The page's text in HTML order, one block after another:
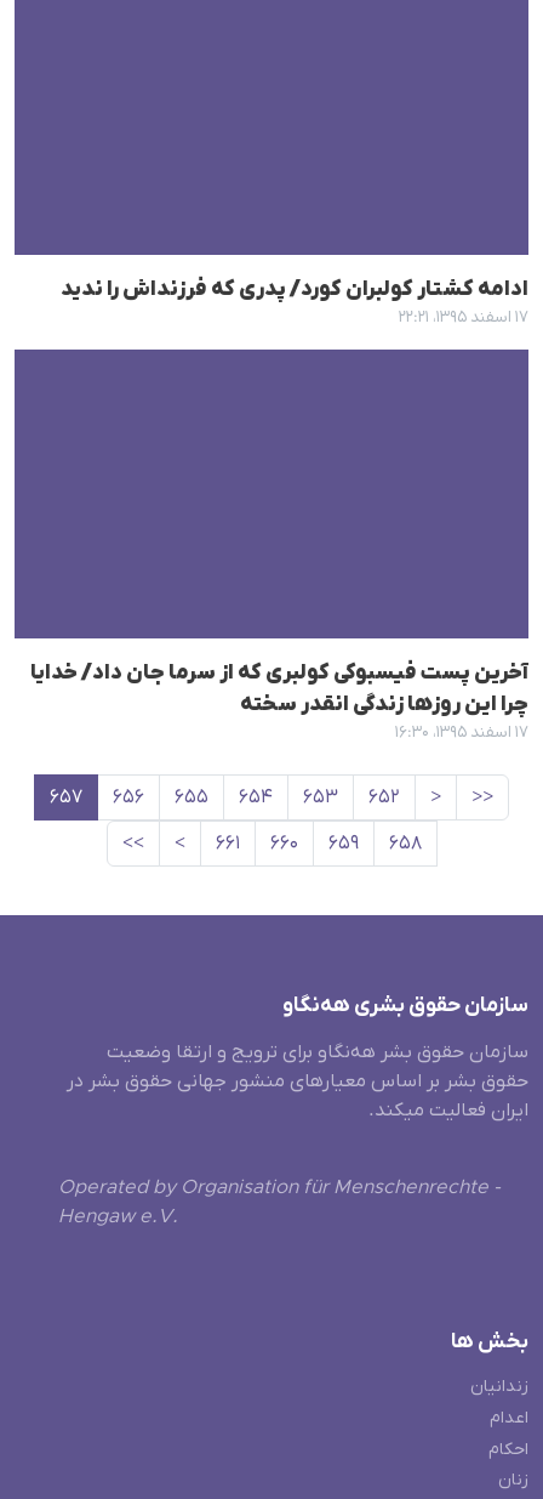
ادامە کشتار کولبران کورد/ پدری کە فرزنداش را ندید
۱۷ اسفند ۱۳۹۵، ۲۲:۲۱
آخرین پست فیسبوکی کولبری کە از سرما جان داد/ خدایا
چرا این روزها زندگی انقدر سختە
۱۷ اسفند ۱۳۹۵، ۱۶:۳۰
<<
< ۶۵۲ ۶۵۳ ۶۵۴ ۶۵۵ ۶۵۶
۶۵۷
۶۵۸
۶۵۹ ۶۶۰ ۶۶۱ >
>>
سازمان حقوق بشری هەنگاو
سازمان حقوق بشر هه‌نگاو برای ترویج و ارتقا وضعیت
حقوق بشر بر اساس معیارهای منشور جهانی حقوق بشر در
ایران فعالیت میکند.
Operated by Organisation für Menschenrechte -
Hengaw e.V.
بخش ها
زندانیان
اعدام
احکام
زنان